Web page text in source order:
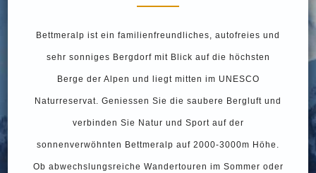
Bettmeralp ist ein familienfreundliches, autofreies und
sehr sonniges Bergdorf mit Blick auf die höchsten
Berge der Alpen und liegt mitten im UNESCO
Naturreservat. Geniessen Sie die saubere Bergluft und
verbinden Sie Natur und Sport auf der
sonnenverwöhnten Bettmeralp auf 2000-3000m Höhe.
Ob abwechslungsreiche Wandertouren im Sommer oder